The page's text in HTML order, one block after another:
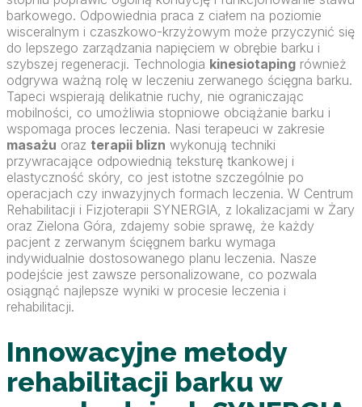
barkowego. Odpowiednia praca z ciałem na poziomie
wisceralnym i czaszkowo-krzyżowym może przyczynić się
do lepszego zarządzania napięciem w obrębie barku i
szybszej regeneracji. Technologia kinesiotaping również
odgrywa ważną rolę w leczeniu zerwanego ścięgna barku.
Tapeci wspierają delikatnie ruchy, nie ograniczając
mobilności, co umożliwia stopniowe obciążanie barku i
wspomaga proces leczenia. Nasi terapeuci w zakresie
masażu oraz terapii blizn wykonują techniki
przywracające odpowiednią teksturę tkankowej i
elastyczność skóry, co jest istotne szczególnie po
operacjach czy inwazyjnych formach leczenia. W Centrum
Rehabilitacji i Fizjoterapii SYNERGIA, z lokalizacjami w Żary
oraz Zielona Góra, zdajemy sobie sprawę, że każdy
pacjent z zerwanym ścięgnem barku wymaga
indywidualnie dostosowanego planu leczenia. Nasze
podejście jest zawsze personalizowane, co pozwala
osiągnąć najlepsze wyniki w procesie leczenia i
rehabilitacji.
Innowacyjne metody
rehabilitacji barku w